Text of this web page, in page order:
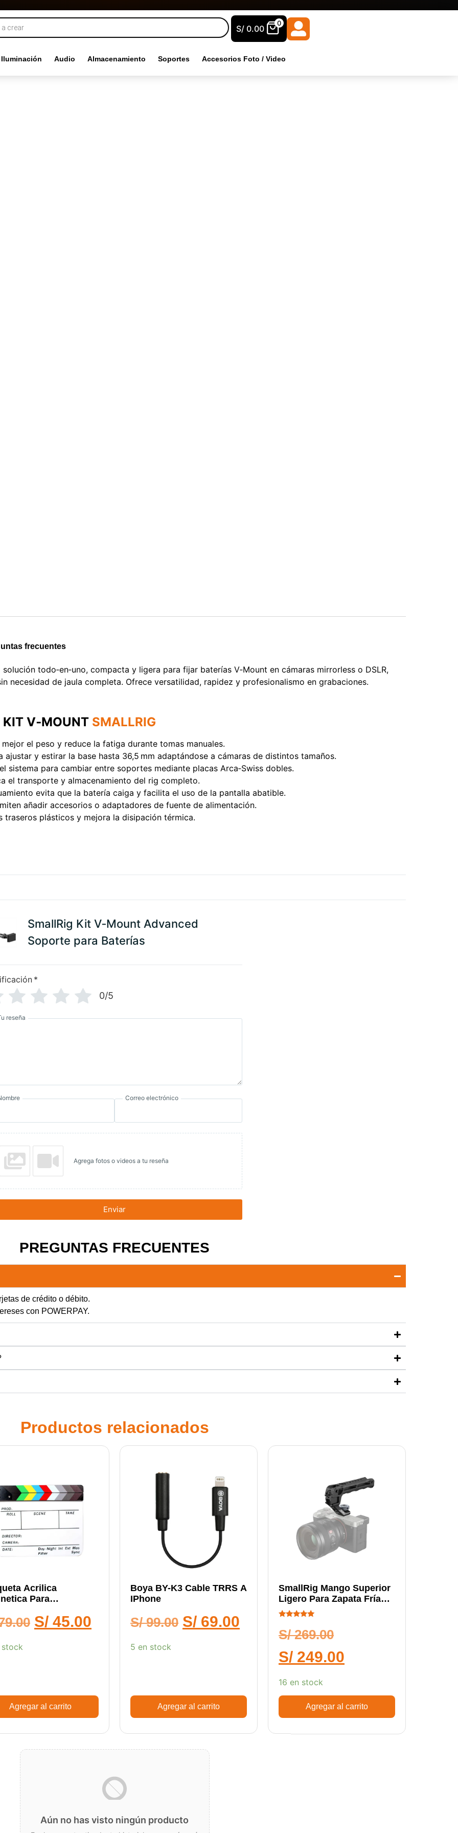
S/ 0.00
0
Iluminación Audio Almacenamiento Soportes Accesorios Foto / Video
frecuentes
todo‑en‑uno, compacta y ligera para fijar baterías V‑Mount en cámaras mirrorless o DSLR,
necesidad de jaula completa. Ofrece versatilidad, rapidez y profesionalismo en grabaciones.
V‑MOUNT SMALLRIG
el peso y reduce la fatiga durante tomas manuales.
ajustar y estirar la base hasta 36,5 mm adaptándose a cámaras de distintos tamaños.
sistema para cambiar entre soportes mediante placas Arca‑Swiss dobles.
el transporte y almacenamiento del rig completo.
evita que la batería caiga y facilita el uso de la pantalla abatible.
añadir accesorios o adaptadores de fuente de alimentación.
traseros plásticos y mejora la disipación térmica.
SmallRig Kit V‑Mount Advanced
Soporte para Baterías
*
0/5
reseña
Correo electrónico
Agrega fotos o videos a tu reseña
Enviar
PREGUNTAS FRECUENTES
de crédito o débito.
con POWERPAY.
Productos relacionados
Acrilica
Para
S/ 45.00
Agregar al carrito
Boya BY-K3 Cable TRRS A
IPhone
S/99.00 S/ 69.00
5 en stock
Agregar al carrito
SmallRig Mango Superior
Ligero Para Zapata Fría
3765
5.00
de 5
S/269.00
S/ 249.00
16 en stock
Agregar al carrito
Aún no has visto ningún producto